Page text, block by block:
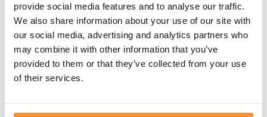
provide social media features and to analyse our traffic.
We also share information about your use of our site with
our social media, advertising and analytics partners who
may combine it with other information that you’ve
provided to them or that they’ve collected from your use
of their services.
Lees meer
17 juni, 2026
Blogs